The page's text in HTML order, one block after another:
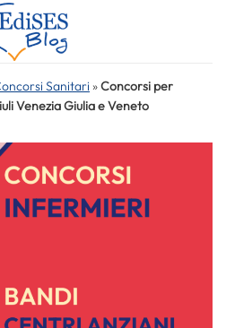
Sanitari »Concorsi per
Venezia Giulia e Veneto